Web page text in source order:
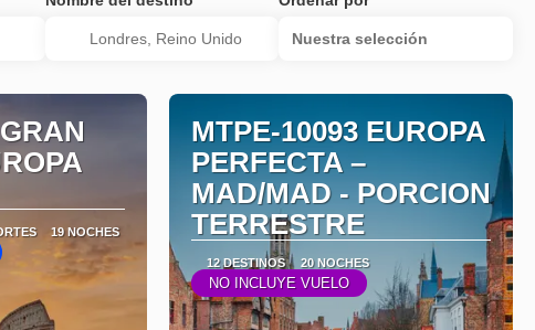
Nuestra selección
19 NOCHES
MTPE-10093 EUROPA
PERFECTA –
MAD/MAD - PORCION
TERRESTRE
12 DESTINOS 20 NOCHES
NO INCLUYE VUELO